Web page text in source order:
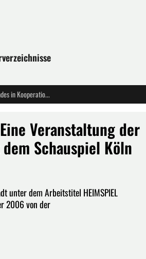
HEIMSPIEL WORKCAMP 2011 - Reale Utopien. Eine Veranstaltung der Kulturstiftung des Bundes in Kooperation mit dem Schauspiel Köln
Veranstaltung der
Schauspiel Köln
unter dem Arbeitstitel HEIMSPIEL
2006 von der